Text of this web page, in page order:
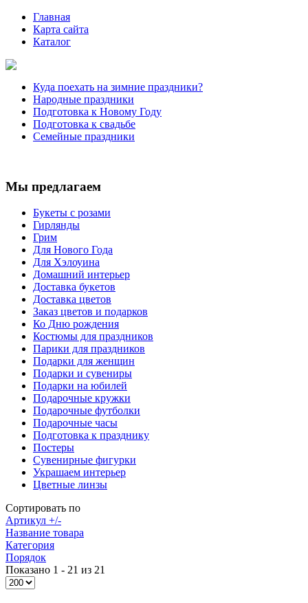
Главная
Карта сайта
Каталог
Куда поехать на зимние праздники?
Народные праздники
Подготовка к Новому Году
Подготовка к свадьбе
Семейные праздники
Мы предлагаем
Букеты с розами
Гирлянды
Грим
Для Нового Года
Для Хэлоуина
Домашний интерьер
Доставка букетов
Доставка цветов
Заказ цветов и подарков
Ко Дню рождения
Костюмы для праздников
Парики для праздников
Подарки для женщин
Подарки и сувениры
Подарки на юбилей
Подарочные кружки
Подарочные футболки
Подарочные часы
Подготовка к празднику
Постеры
Сувенирные фигурки
Украшаем интерьер
Цветные линзы
Сортировать по
Артикул +/-
Название товара
Категория
Порядок
Показано 1 - 21 из 21